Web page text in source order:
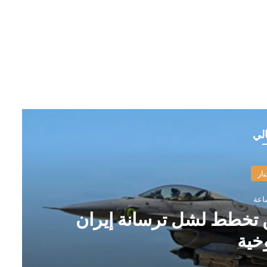
تخطط لشل ترسانة إيران